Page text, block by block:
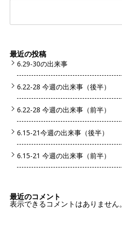
最近の投稿
6.29-30の出来事
6.22-28 今週の出来事（後半）
6.22-28 今週の出来事（前半）
6.15-21今週の出来事（後半）
6.15-21 今週の出来事（前半）
最近のコメント
表示できるコメントはありません。